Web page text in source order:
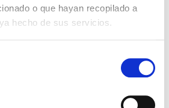
o que hayan recopilado a
hecho de sus servicios.